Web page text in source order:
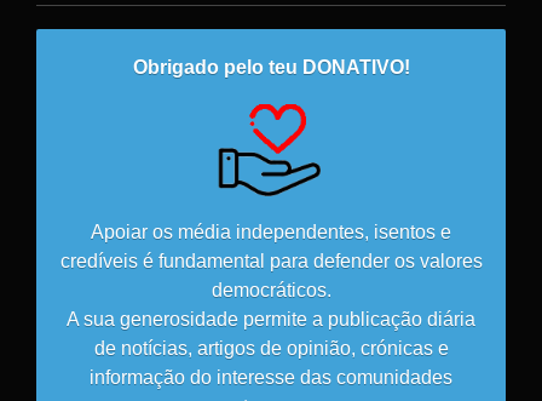
Obrigado pelo teu DONATIVO!
Apoiar os média independentes, isentos e
credíveis é fundamental para defender os valores
democráticos.
A sua generosidade permite a publicação diária
de notícias, artigos de opinião, crónicas e
informação do interesse das comunidades